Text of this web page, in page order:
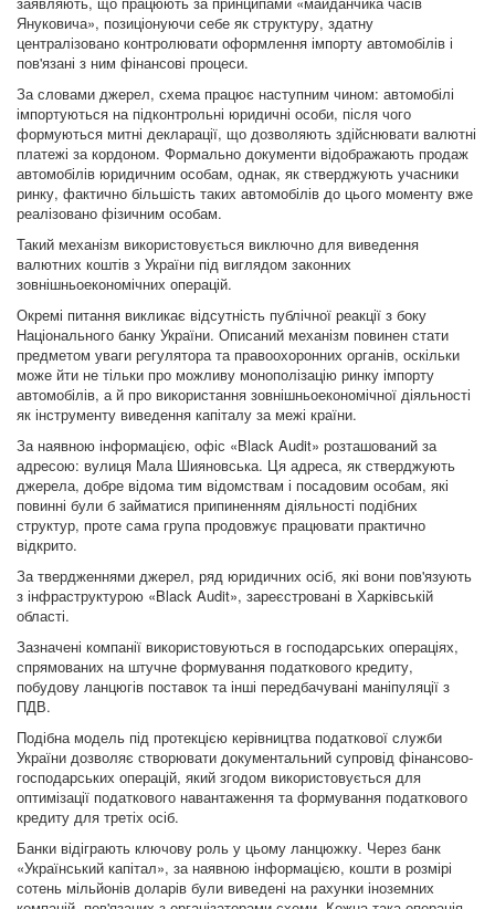
Януковича», позиціонуючи себе як структуру, здатну
централізовано контролювати оформлення імпорту автомобілів і
пов'язані з ним фінансові процеси.
За словами джерел, схема працює наступним чином: автомобілі
імпортуються на підконтрольні юридичні особи, після чого
формуються митні декларації, що дозволяють здійснювати валютні
платежі за кордоном. Формально документи відображають продаж
автомобілів юридичним особам, однак, як стверджують учасники
ринку, фактично більшість таких автомобілів до цього моменту вже
реалізовано фізичним особам.
Такий механізм використовується виключно для виведення
валютних коштів з України під виглядом законних
зовнішньоекономічних операцій.
Окремі питання викликає відсутність публічної реакції з боку
Національного банку України. Описаний механізм повинен стати
предметом уваги регулятора та правоохоронних органів, оскільки
може йти не тільки про можливу монополізацію ринку імпорту
автомобілів, а й про використання зовнішньоекономічної діяльності
як інструменту виведення капіталу за межі країни.
За наявною інформацією, офіс «Black Audit» розташований за
адресою: вулиця Мала Шияновська. Ця адреса, як стверджують
джерела, добре відома тим відомствам і посадовим особам, які
повинні були б займатися припиненням діяльності подібних
структур, проте сама група продовжує працювати практично
відкрито.
За твердженнями джерел, ряд юридичних осіб, які вони пов'язують
з інфраструктурою «Black Audit», зареєстровані в Харківській
області.
Зазначені компанії використовуються в господарських операціях,
спрямованих на штучне формування податкового кредиту,
побудову ланцюгів поставок та інші передбачувані маніпуляції з
ПДВ.
Подібна модель під протекцією керівництва податкової служби
України дозволяє створювати документальний супровід фінансово-
господарських операцій, який згодом використовується для
оптимізації податкового навантаження та формування податкового
кредиту для третіх осіб.
Банки відіграють ключову роль у цьому ланцюжку. Через банк
«Український капітал», за наявною інформацією, кошти в розмірі
сотень мільйонів доларів були виведені на рахунки іноземних